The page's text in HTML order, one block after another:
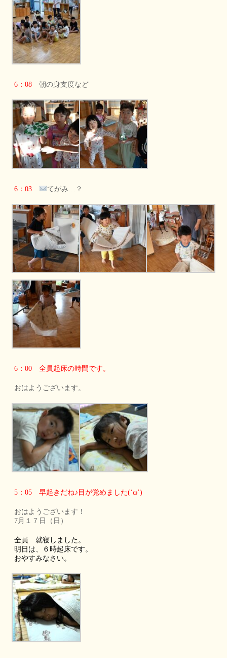
6：08 朝の身支度など
6：03 てがみ…？
6：00 全員起床の時間です。
おはようございます。
5：05 早起きだね♪目が覚めました(‘ω’)
おはようございます！
7月１７日（日）
全員 就寝しました。
明日は、６時起床です。
おやすみなさい。